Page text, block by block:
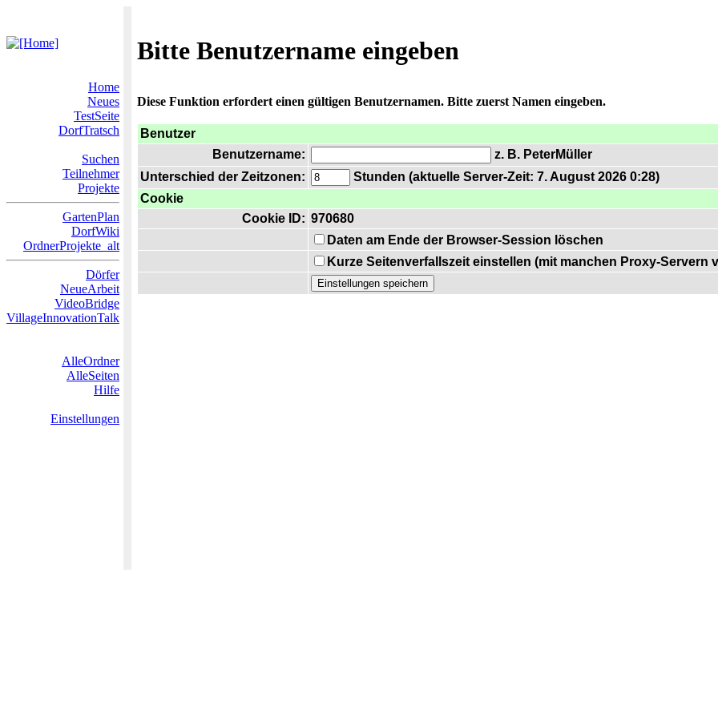
Bitte Benutzername eingeben
Home
Neues
TestSeite
DorfTratsch
Suchen
Teilnehmer
Projekte
GartenPlan
DorfWiki
OrdnerProjekte_alt
Dörfer
NeueArbeit
VideoBridge
VillageInnovationTalk
AlleOrdner
AlleSeiten
Hilfe
Einstellungen
Diese Funktion erfordert einen gültigen Benutzernamen. Bitte zuerst Namen eingeben.
Benutzer
Benutzername:
z. B. PeterMüller
Unterschied der Zeitzonen:
Stunden (aktuelle Server-Zeit: 7. August 2026 0:28)
Cookie
Cookie ID: 970680
Daten am Ende der Browser-Session löschen
Kurze Seitenverfallszeit einstellen (mit manchen Proxy-Servern